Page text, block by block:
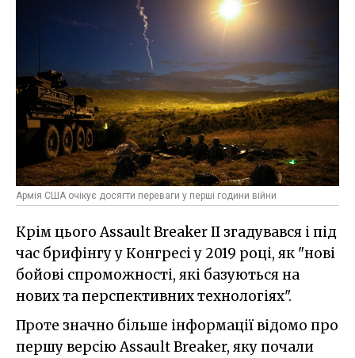
Армія США очікує досягти переваги у перші години війни
Крім цього Assault Breaker II згадувався і під
час брифінгу у Конгресі у 2019 році, як "нові
бойові спроможності, які базуються на
нових та перспективних технологіях".
Проте значно більше інформації відомо про
першу версію Assault Breaker, яку почали